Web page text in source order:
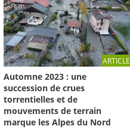
ARTICLE
Automne 2023 : une
succession de crues
torrentielles et de
mouvements de terrain
marque les Alpes du Nord